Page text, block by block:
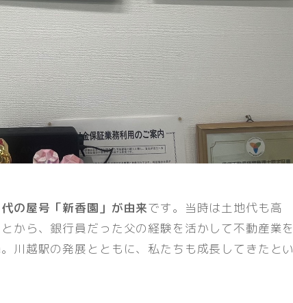
の屋号「新香園」が由来です。当時は土地代も高
から、銀行員だった父の経験を活かして不動産業を
川越駅の発展とともに、私たちも成長してきたとい